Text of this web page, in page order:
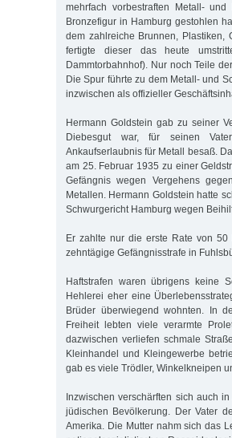
mehrfach vorbestraften Metall-
Bronzefigur in Hamburg gestohlen
dem zahlreiche Brunnen, Plastiken,
fertigte dieser das heute
Dammtorbahnhof). Nur noch Teile
Die Spur führte zu dem Metall- und
inzwischen als offizieller
Hermann Goldstein gab zu seiner
Diebesgut war, für seinen
Ankaufserlaubnis für Metall besaß.
am 25. Februar 1935 zu einer
Gefängnis wegen Vergehens
Metallen. Hermann Goldstein hatte
Schwurgericht Hamburg wegen
Er zahlte nur die erste Rate von 50
zehntägige Gefängnisstrafe in
Haftstrafen waren übrigens keine
Hehlerei eher eine
Brüder überwiegend wohnten. In
Freiheit lebten viele verarmte
dazwischen verliefen schmale
Kleinhandel und Kleingewerbe
gab es viele Trödler, Winkelkneipen
Inzwischen verschärften sich auch
jüdischen Bevölkerung. Der Vater
Amerika. Die Mutter nahm sich das